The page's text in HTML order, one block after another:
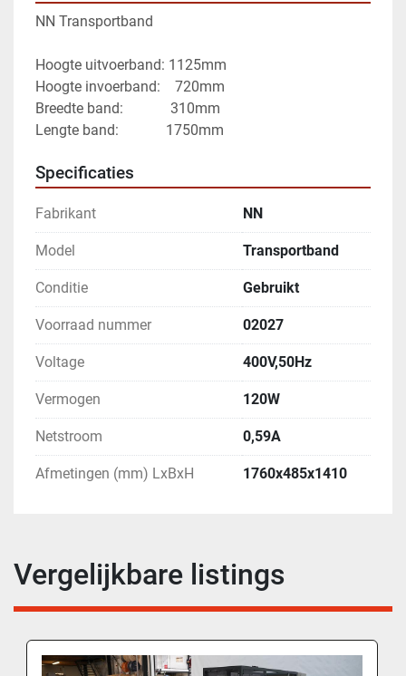
NN Transportband
Hoogte uitvoerband: 1125mm
Hoogte invoerband:    720mm
Breedte band:             310mm
Lengte band:             1750mm
Specificaties
Fabrikant NN
Model Transportband
Conditie Gebruikt
Voorraad nummer 02027
Voltage 400V,50Hz
Vermogen 120W
Netstroom 0,59A
Afmetingen (mm) LxBxH 1760x485x1410
Vergelijkbare listings